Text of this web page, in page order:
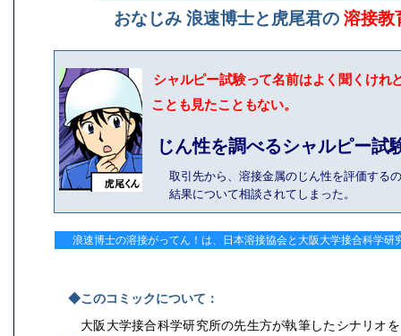
おなじみ 浪速博士と虎尾君の 溶接教
シャルピー試験って名前はよく聞くけれ
ことも見たこともない。
じん性を調べるシャルピー試
取引先から、溶接金属のじん性を評価する
結果について相談されてしまった。
浪速博士の溶接がってん！は、日本溶接協会と大阪大学接合科学研
◆このコミックについて：
大阪大学接合科学研究所の先生方が執筆したシナリオ